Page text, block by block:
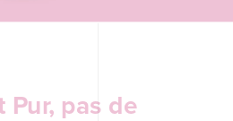
Pur, pas de